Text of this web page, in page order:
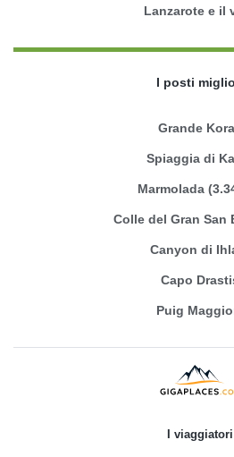
Lanzarote e il
I posti
Grande
Spiaggia di
Marmolada
Colle del Gran San
Canyon di
Capo
Puig
I viaggiatori